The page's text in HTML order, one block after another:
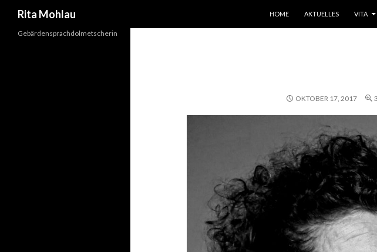
Rita Mohlau
HOME
AKTUELLES VITA
OKTOBER 17, 2017
Gebärdensprachdolmetscherin